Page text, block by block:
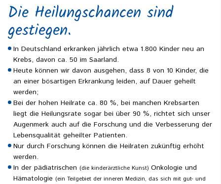
Die Heilungschancen sind
gestiegen.
In Deutschland erkranken jährlich etwa 1.800 Kinder neu an
Krebs, davon ca. 50 im Saarland.
Heute können wir davon ausgehen, dass 8 von 10 Kinder, die
an einer bösartigen Erkrankung leiden, auf Dauer geheilt
werden;
Bei der hohen Heilrate ca. 80 %, bei manchen Krebsarten
liegt die Heilungsrate sogar bei über 90 %, richtet sich unser
Augenmerk auch auf die Forschung und die Verbesserung der
Lebensqualität geheilter Patienten.
Nur durch Forschung können die Heilraten zukünftig erhöht
werden.
In der pädiatrischen (die kinderärztliche Kunst)Onkologie und
Hämatologie (ein Teilgebiet der inneren Medizin, das sich mit gut- und